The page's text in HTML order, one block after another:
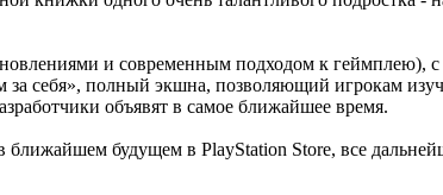
и современным подходом к
себя», полный экшна, позволяющий игрокам
объявят в самое ближайшее время.
ближайшем будущем в PlayStation Store, все